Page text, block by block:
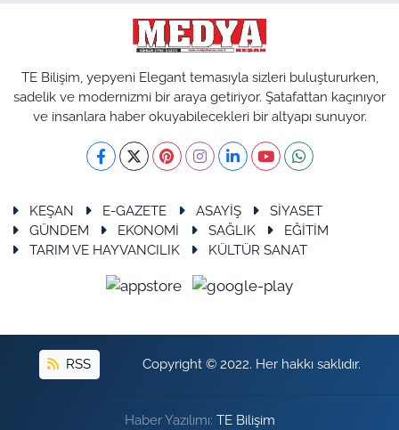
TE Bilişim, yepyeni Elegant temasıyla sizleri buluştururken,
sadelik ve modernizmi bir araya getiriyor. Şatafattan kaçınıyor
ve insanlara haber okuyabilecekleri bir altyapı sunuyor.
KEŞAN E-GAZETE ASAYİŞ
SİYASET
GÜNDEM
EKONOMİ SAĞLIK
EĞİTİM
TARIM VE HAYVANCILIK
KÜLTÜR SANAT
RSS Copyright © 2022. Her hakkı saklıdır.
Haber Yazılımı: TE Bilişim